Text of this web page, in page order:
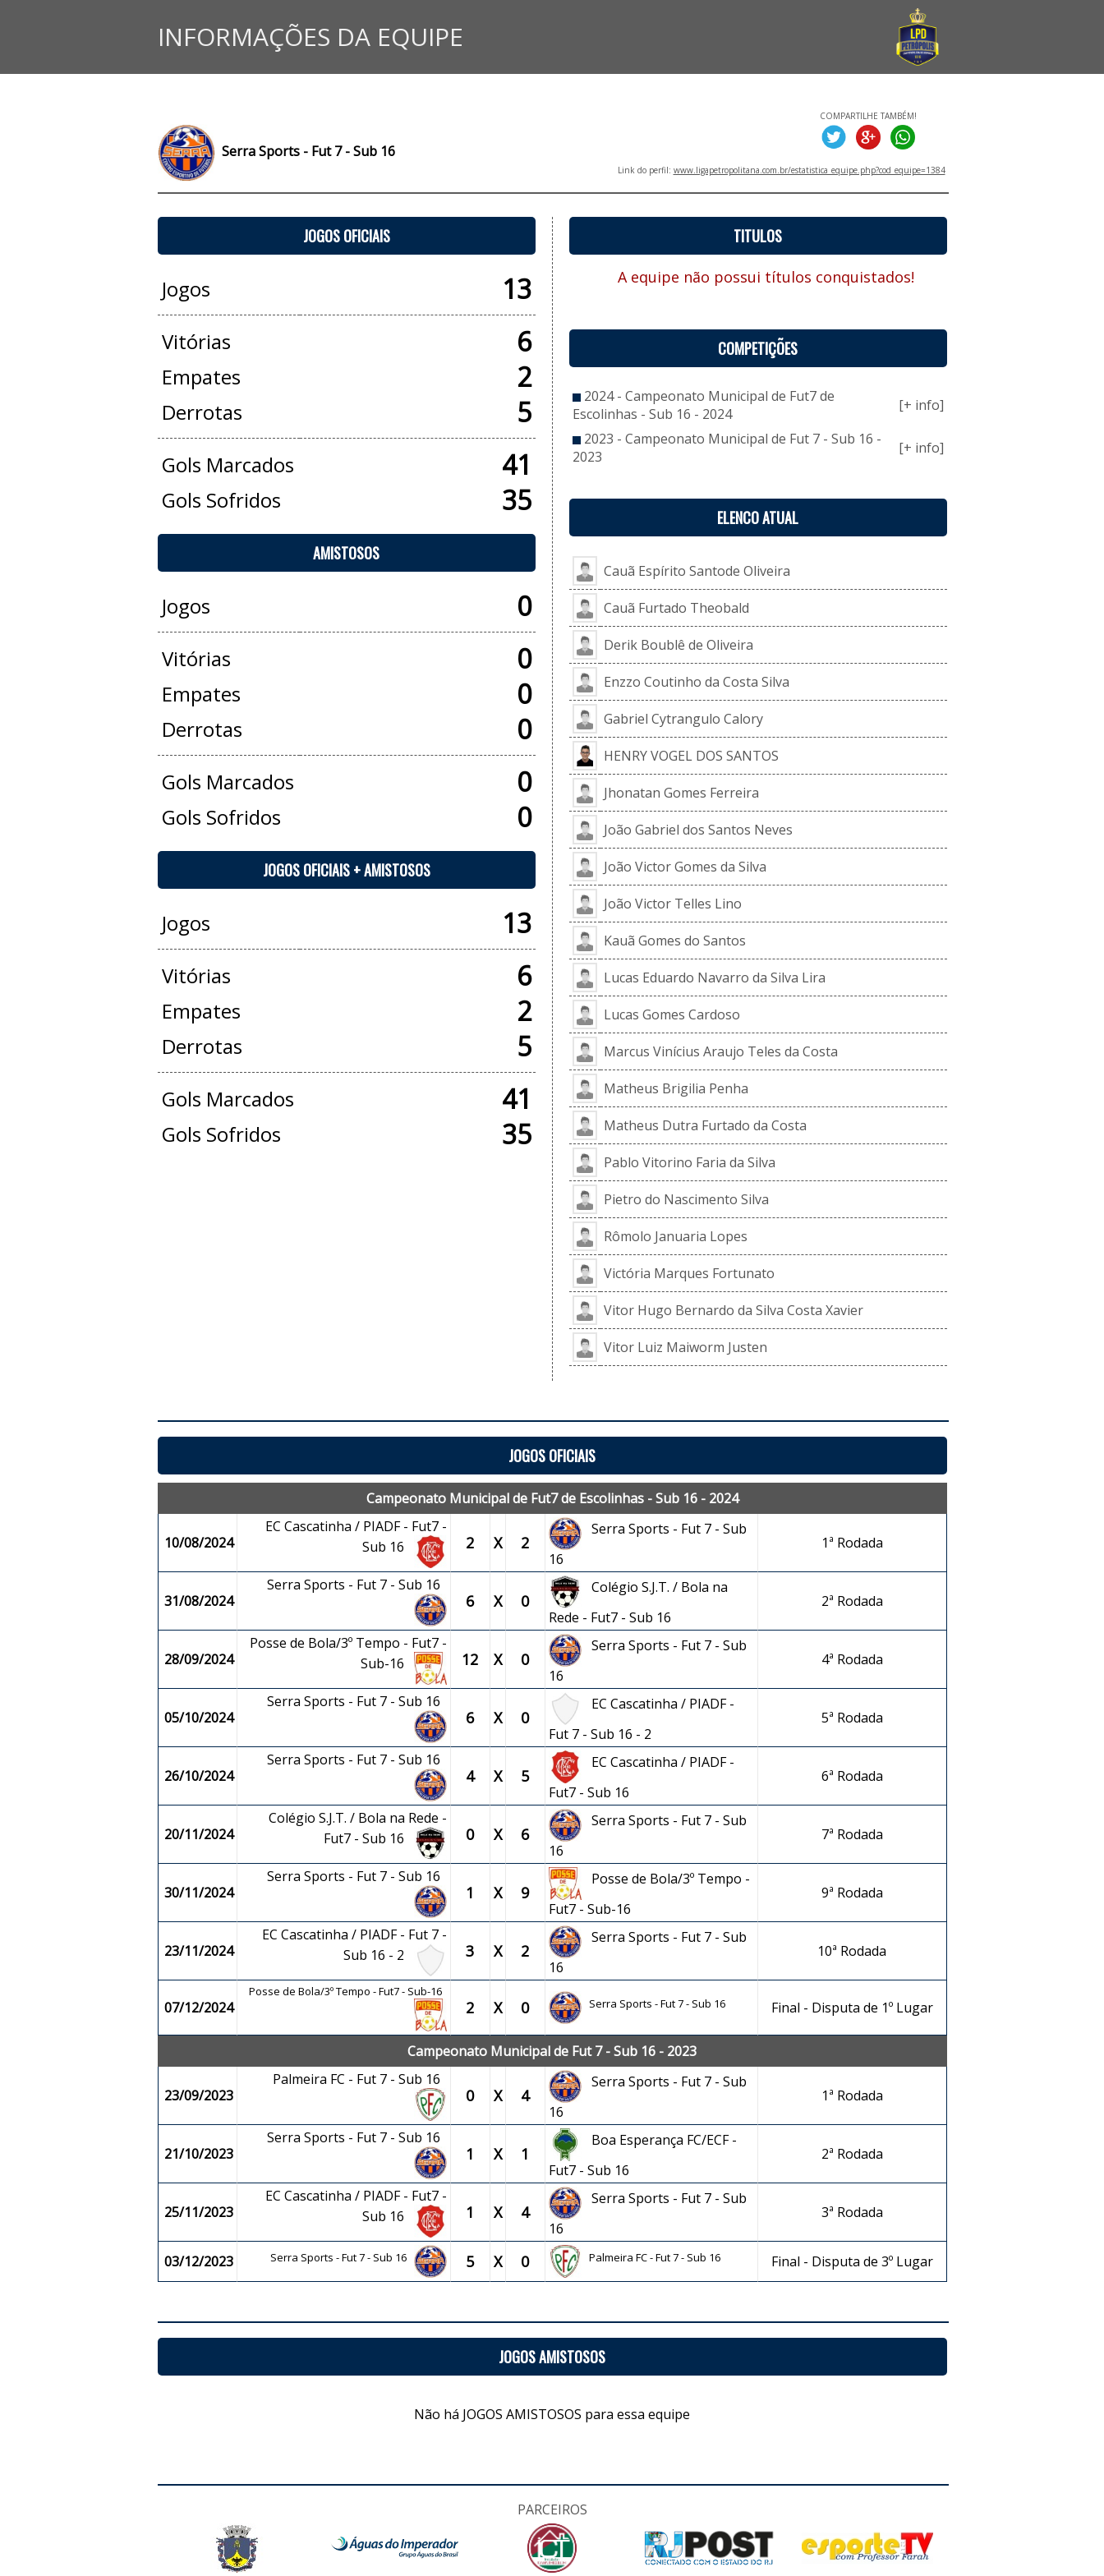
INFORMAÇÕES DA EQUIPE
Serra Sports - Fut 7 - Sub 16
COMPARTILHE TAMBÉM!
Link do perfil: www.ligapetropolitana.com.br/estatistica_equipe.php?cod_equipe=1384
JOGOS OFICIAIS
Jogos 13
Vitórias 6
Empates 2
Derrotas 5
Gols Marcados 41
Gols Sofridos 35
AMISTOSOS
Jogos 0
Vitórias 0
Empates 0
Derrotas 0
Gols Marcados 0
Gols Sofridos 0
JOGOS OFICIAIS + AMISTOSOS
Jogos 13
Vitórias 6
Empates 2
Derrotas 5
Gols Marcados 41
Gols Sofridos 35
TITULOS
A equipe não possui títulos conquistados!
COMPETIÇÕES
2024 - Campeonato Municipal de Fut7 de
Escolinhas - Sub 16 - 2024
[+ info]
2023 - Campeonato Municipal de Fut 7 - Sub 16 -
2023
[+ info]
ELENCO ATUAL
Cauã Espírito Santode Oliveira
Cauã Furtado Theobald
Derik Boublê de Oliveira
Enzzo Coutinho da Costa Silva
Gabriel Cytrangulo Calory
HENRY VOGEL DOS SANTOS
Jhonatan Gomes Ferreira
João Gabriel dos Santos Neves
João Victor Gomes da Silva
João Victor Telles Lino
Kauã Gomes do Santos
Lucas Eduardo Navarro da Silva Lira
Lucas Gomes Cardoso
Marcus Vinícius Araujo Teles da Costa
Matheus Brigilia Penha
Matheus Dutra Furtado da Costa
Pablo Vitorino Faria da Silva
Pietro do Nascimento Silva
Rômolo Januaria Lopes
Victória Marques Fortunato
Vitor Hugo Bernardo da Silva Costa Xavier
Vitor Luiz Maiworm Justen
JOGOS OFICIAIS
Campeonato Municipal de Fut7 de Escolinhas - Sub 16 - 2024
10/08/2024
EC Cascatinha / PIADF - Fut7 -
Sub 16
2 X 2
Serra Sports - Fut 7 - Sub
16
1ª Rodada
31/08/2024
Serra Sports - Fut 7 - Sub 16
6 X 0
Colégio S.J.T. / Bola na
Rede - Fut7 - Sub 16
2ª Rodada
28/09/2024
Posse de Bola/3º Tempo - Fut7 -
Sub-16
12 X 0
Serra Sports - Fut 7 - Sub
16
4ª Rodada
05/10/2024
Serra Sports - Fut 7 - Sub 16
6 X 0
EC Cascatinha / PIADF -
Fut 7 - Sub 16 - 2
5ª Rodada
26/10/2024
Serra Sports - Fut 7 - Sub 16
4 X 5
EC Cascatinha / PIADF -
Fut7 - Sub 16
6ª Rodada
20/11/2024
Colégio S.J.T. / Bola na Rede -
Fut7 - Sub 16
0 X 6
Serra Sports - Fut 7 - Sub
16
7ª Rodada
30/11/2024
Serra Sports - Fut 7 - Sub 16
1 X 9
Posse de Bola/3º Tempo -
Fut7 - Sub-16
9ª Rodada
23/11/2024
EC Cascatinha / PIADF - Fut 7 -
Sub 16 - 2
3 X 2
Serra Sports - Fut 7 - Sub
16
10ª Rodada
07/12/2024
Posse de Bola/3º Tempo - Fut7 - Sub-16
2 X 0 Serra Sports - Fut 7 - Sub 16 Final - Disputa de 1º Lugar
Campeonato Municipal de Fut 7 - Sub 16 - 2023
23/09/2023
Palmeira FC - Fut 7 - Sub 16
0 X 4
Serra Sports - Fut 7 - Sub
16
1ª Rodada
21/10/2023
Serra Sports - Fut 7 - Sub 16
1 X 1
Boa Esperança FC/ECF -
Fut7 - Sub 16
2ª Rodada
25/11/2023
EC Cascatinha / PIADF - Fut7 -
Sub 16
1 X 4
Serra Sports - Fut 7 - Sub
16
3ª Rodada
03/12/2023 Serra Sports - Fut 7 - Sub 16 5 X 0 Palmeira FC - Fut 7 - Sub 16 Final - Disputa de 3º Lugar
JOGOS AMISTOSOS
Não há JOGOS AMISTOSOS para essa equipe
PARCEIROS